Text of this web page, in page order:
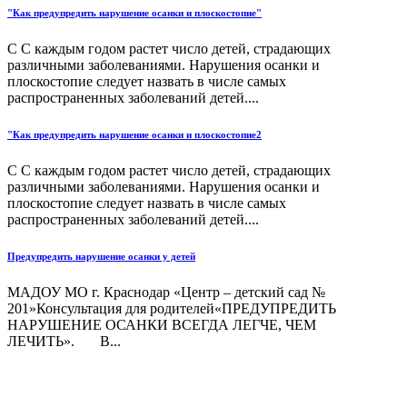
"Как предупредить нарушение осанки и плоскостопие"
С С каждым годом растет число детей, страдающих
различными заболеваниями. Нарушения осанки и
плоскостопие следует назвать в числе самых
распространенных заболеваний детей....
"Как предупредить нарушение осанки и плоскостопие2
С С каждым годом растет число детей, страдающих
различными заболеваниями. Нарушения осанки и
плоскостопие следует назвать в числе самых
распространенных заболеваний детей....
Предупредить нарушение осанки у детей
МАДОУ МО г. Краснодар «Центр – детский сад №
201»Консультация для родителей«ПРЕДУПРЕДИТЬ
НАРУШЕНИЕ ОСАНКИ ВСЕГДА ЛЕГЧЕ, ЧЕМ
ЛЕЧИТЬ». В...